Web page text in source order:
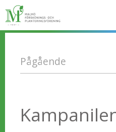
Pågående